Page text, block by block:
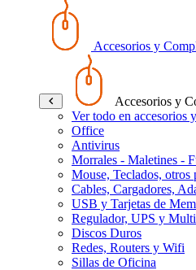
Accesorios y
Accesorios y
Ver todo en accesorios
Office
Antivirus
Morrales - Maletines -
Mouse, Teclados, otros
Cables, Cargadores,
USB y Tarjetas de
Regulador, UPS y
Discos Duros
Redes, Routers y Wifi
Sillas de Oficina